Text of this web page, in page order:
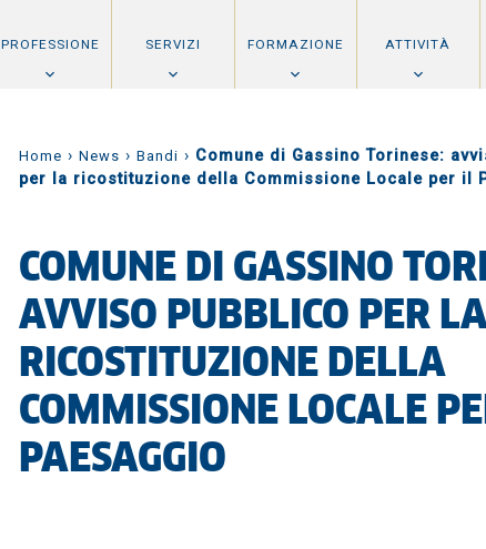
PROFESSIONE SERVIZI FORMAZIONE ATTIVITÀ
Home › News › Bandi › Comune di Gassino Torinese:
per la ricostituzione della Commissione Locale per il
COMUNE DI GASSINO
AVVISO PUBBLICO PER
RICOSTITUZIONE DELLA
COMMISSIONE LOCALE
PAESAGGIO